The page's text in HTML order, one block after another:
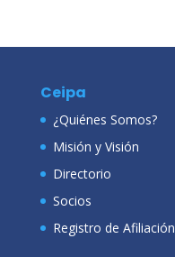
Ceipa
¿Quiénes Somos?
Misión y Visión
Directorio
Socios
Registro de Afiliación